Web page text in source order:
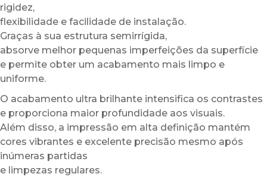
rigidez,
flexibilidade e facilidade de instalação.
Graças à sua estrutura semirrígida,
absorve melhor pequenas imperfeições da superfície
e permite obter um acabamento mais limpo e
uniforme.
O acabamento ultra brilhante intensifica os contrastes
e proporciona maior profundidade aos visuais.
Além disso, a impressão em alta definição mantém
cores vibrantes e excelente precisão mesmo após
inúmeras partidas
e limpezas regulares.